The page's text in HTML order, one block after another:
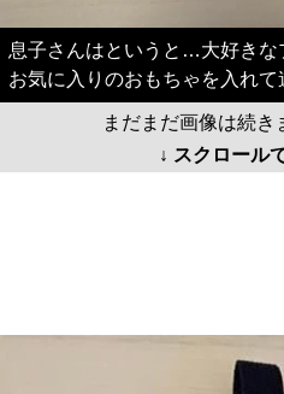
息子さんはというと…大好きな
お気に入りのおもちゃを入れ
まだまだ画像は続き
↓ スクロール